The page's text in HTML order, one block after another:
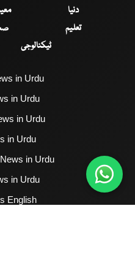
دنیا
تعلیم
ٹیکنالوجی
in Urdu
in Urdu
in Urdu
in Urdu
in Urdu
in Urdu
English